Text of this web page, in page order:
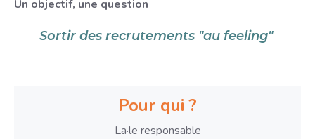
Un objectif, une question
Sortir des recrutements "au feeling"
Pour qui ?
La·le responsable